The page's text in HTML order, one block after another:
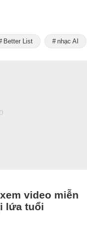
Better List nhạc AI
video miễn
lứa tuổi